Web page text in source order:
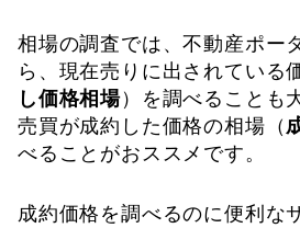
相場の調査では、不動産ポー
ら、現在売りに出されている
し価格相場）を調べることも
売買が成約した価格の相場（
べることがおススメです。
成約価格を調べるのに便利な